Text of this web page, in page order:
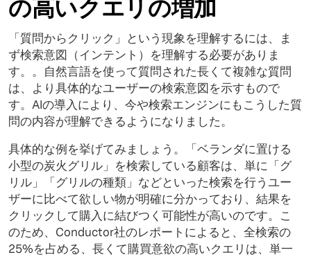
の高いクエリの増加
「質問からクリック」という現象を理解するには、ま
ず検索意図（インテント）を理解する必要がありま
す。。自然言語を使って質問された長くて複雑な質問
は、より具体的なユーザーの検索意図を示すもので
す。AIの導入により、今や検索エンジンにもこうした質
問の内容が理解できるようになりました。
具体的な例を挙げてみましょう。「ベランダに置ける
小型の炭火グリル」を検索している顧客は、単に「グ
リル」「グリルの種類」などといった検索を行うユー
ザーに比べて欲しい物が明確に分かっており、結果を
クリックして購入に結びつく可能性が高いのです。こ
のため、Conductor社のレポートによると、全検索の
25%を占める、長くて購買意欲の高いクエリは、単一